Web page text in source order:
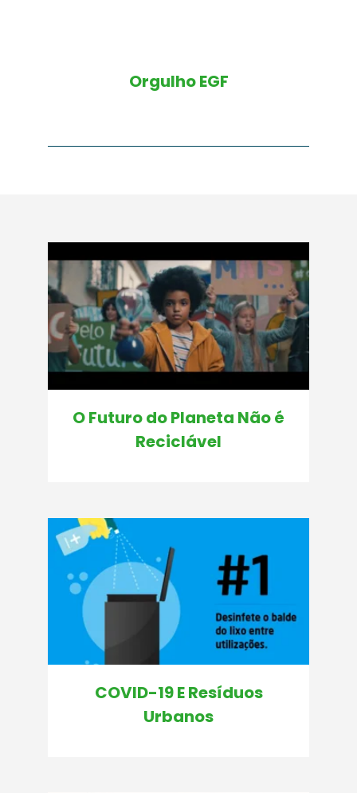
Orgulho EGF
O Futuro do Planeta Não é
Reciclável
COVID-19 E Resíduos
Urbanos